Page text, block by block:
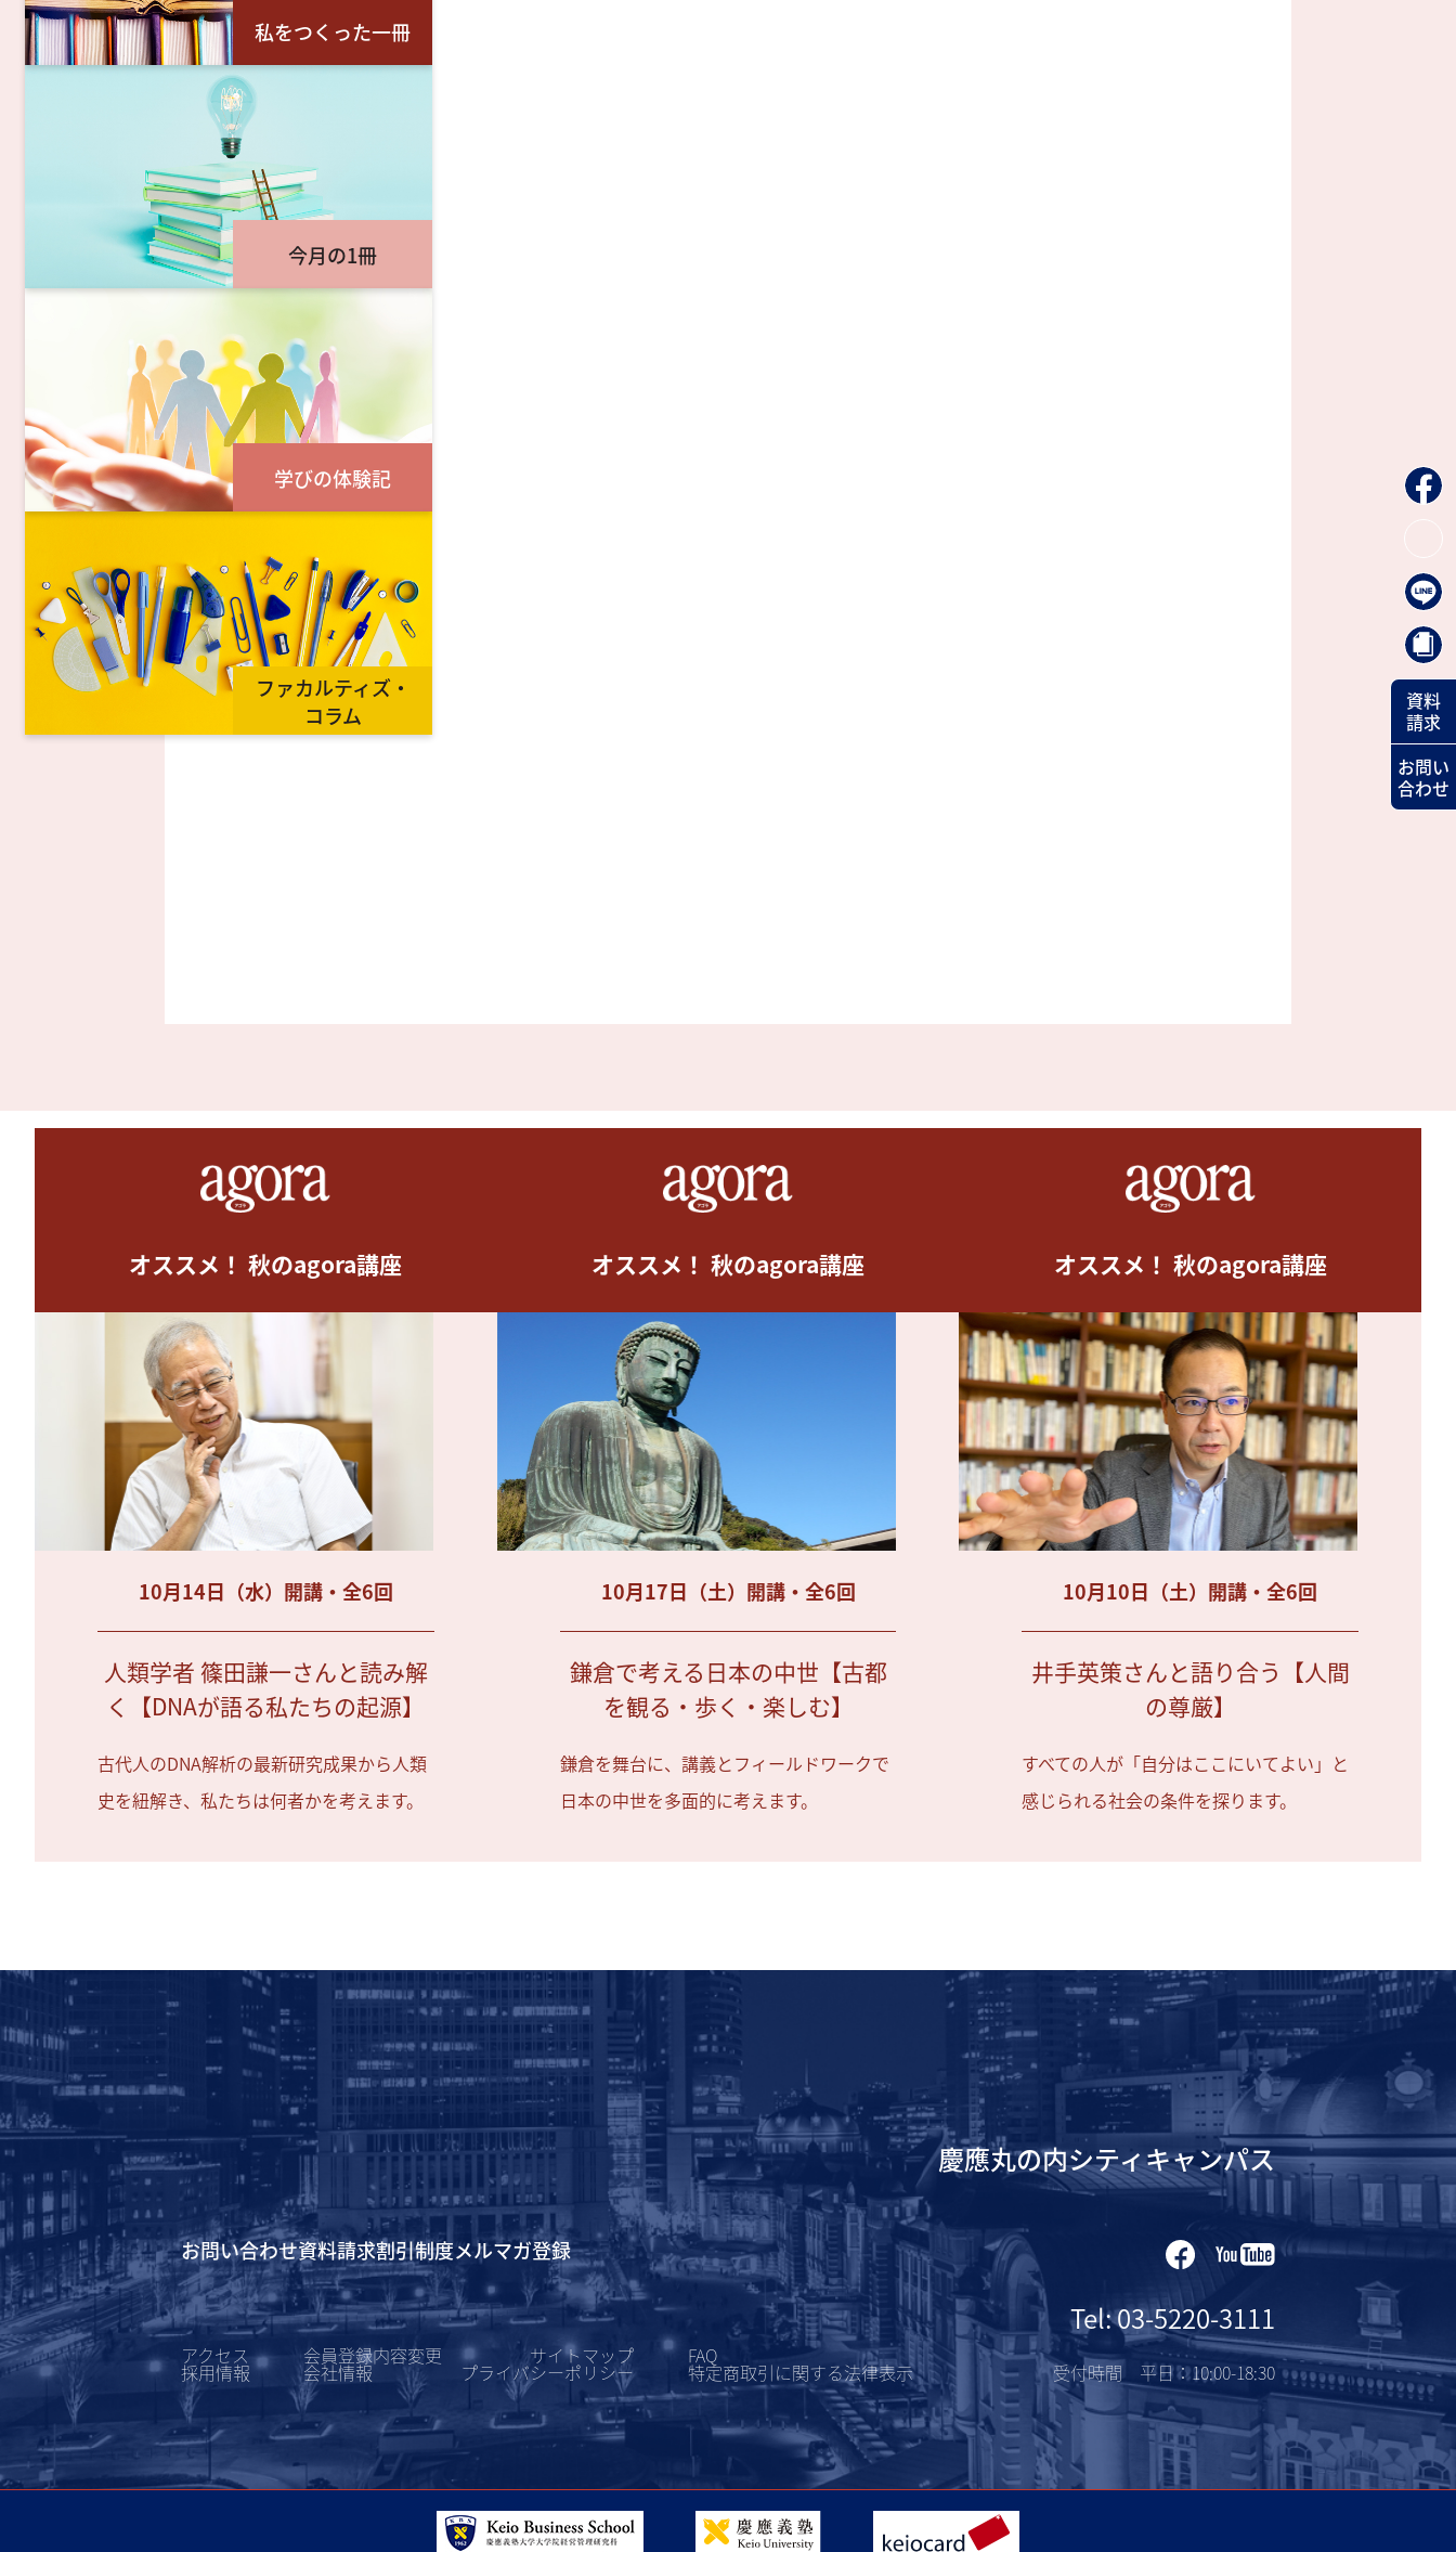
私をつくった一冊
今月の1冊
学びの体験記
ファカルティズ・
コラム
オススメ！ 秋のagora講座
10月14日（水）開講・全6回
人類学者 篠田謙一さんと読み解
く【DNAが語る私たちの起源】
古代人のDNA解析の最新研究成果から人類
史を紐解き、私たちは何者かを考えます。
オススメ！ 秋のagora講座
10月17日（土）開講・全6回
鎌倉で考える日本の中世【古都
を観る・歩く・楽しむ】
鎌倉を舞台に、講義とフィールドワークで
日本の中世を多面的に考えます。
オススメ！ 秋のagora講座
10月10日（土）開講・全6回
井手英策さんと語り合う【人間
の尊厳】
すべての人が「自分はここにいてよい」と
感じられる社会の条件を探ります。
資料
請求
お問い
合わせ
慶應丸の内シティキャンパス
お問い合わせ資料請求割引制度メルマガ登録
アクセス 会員登録内容変更 サイトマップ FAQ
採用情報 会社情報 プライバシーポリシー 特定商取引に関する法律表示
Tel: 03-5220-3111
受付時間 平日：10:00-18:30